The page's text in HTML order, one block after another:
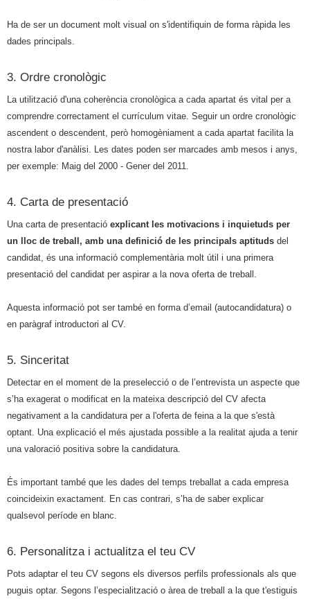
Ha de ser un document molt visual on s'identifiquin de forma ràpida les
dades principals.
3. Ordre cronològic
La utilització d'una coherència cronològica a cada apartat és vital per a
comprendre correctament el currículum vitae. Seguir un ordre cronològic
ascendent o descendent, però homogèniament a cada apartat facilita la
nostra labor d'anàlisi. Les dates poden ser marcades amb mesos i anys,
per exemple: Maig del 2000 - Gener del 2011.
4. Carta de presentació
Una carta de presentació explicant les motivacions i inquietuds per
un lloc de treball, amb una definició de les principals aptituds del
candidat, és una informació complementària molt útil i una primera
presentació del candidat per aspirar a la nova oferta de treball.
Aquesta informació pot ser també en forma d’email (autocandidatura) o
en paràgraf introductori al CV.
5. Sinceritat
Detectar en el moment de la preselecció o de l’entrevista un aspecte que
s’ha exagerat o modificat en la mateixa descripció del CV afecta
negativament a la candidatura per a l'oferta de feina a la que s'està
optant. Una explicació el més ajustada possible a la realitat ajuda a tenir
una valoració positiva sobre la candidatura.
És important també que les dades del temps treballat a cada empresa
coincideixin exactament. En cas contrari, s’ha de saber explicar
qualsevol període en blanc.
6. Personalitza i actualitza el teu CV
Pots adaptar el teu CV segons els diversos perfils professionals als que
puguis optar. Segons l’especialització o àrea de treball a la que t'estiguis